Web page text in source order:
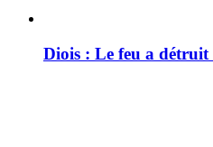
Diois : Le feu a détruit